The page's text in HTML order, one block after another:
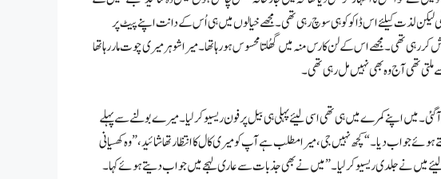
لذت کیلئے اس ڈاکو کو ہی سوچ رہی تھی۔ مجھے خیالوں میں ہی اُس کے دانت اپنے پیٹ پر
تھی۔ مجھے اس کے لن کا رس منہ میں گھُلتا محسوس ہو رہا تھا۔ میرا شوہر میری چوت مار رہا تھا
تھی آج وہ بھی نہیں مل رہی تھی۔
میں اپنے کمرے میں ہی تھی اسی لیئے پہلی ہی بیل پر فون ریسیو کر لیا۔ میرے بولنے سے پہلے
جواب دیا۔ “کچھ نہیں جی، میرا مطلب ہے آپ کو میری کال کا انتظار تھا شائید،” وہ کھسیانی
میں نے جلدی ریسیو کر لیا۔” میں نے بھی جذبات سے عاری لہجے میں جواب دیتے ہوئے کہا۔